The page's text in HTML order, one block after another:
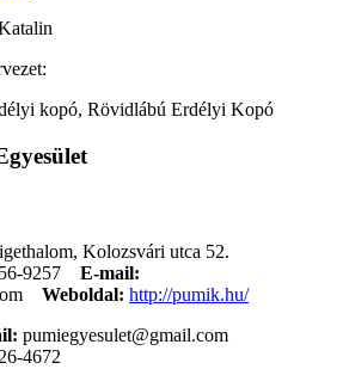
kopó, Rövidlábú Erdélyi Kopó
Kolozsvári utca 52.
9257
E-mail:
Weboldal: http://pumik.hu/
pumiegyesulet@gmail.com
4672